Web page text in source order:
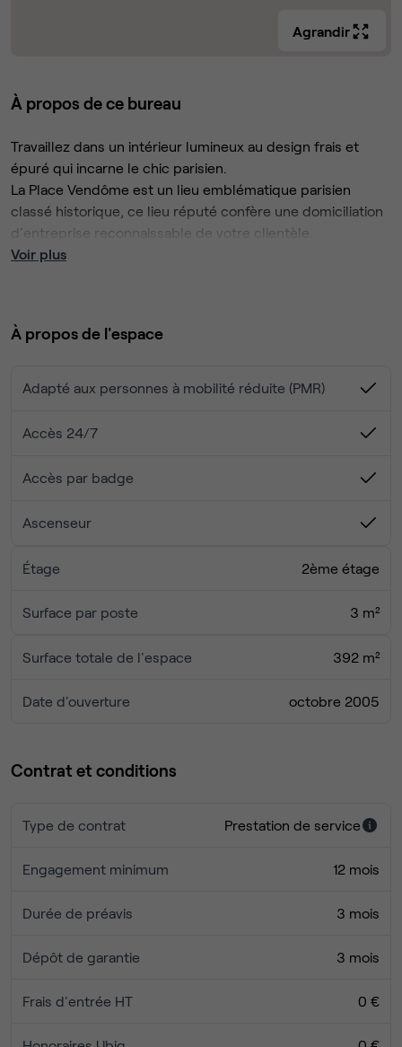
Agrandir
À propos de ce bureau
Travaillez dans un intérieur lumineux au design frais et
épuré qui incarne le chic parisien.
La Place Vendôme est un lieu emblématique parisien
classé historique, ce lieu réputé confère une domiciliation
d'entreprise reconnaissable de votre clientèle.
6 bureaux de coworking
Voir plus
À propos de l'espace
Adapté aux personnes à mobilité réduite (PMR)
Accès 24/7
Accès par badge
Ascenseur
Étage 2ème étage
Surface par poste 3 m²
Surface totale de l'espace 392 m²
Date d'ouverture octobre 2005
Contrat et conditions
Type de contrat Prestation de service
Engagement minimum 12 mois
Durée de préavis 3 mois
Dépôt de garantie 3 mois
Frais d'entrée HT 0 €